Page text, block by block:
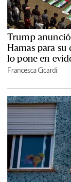
Trump
Hamas para su
lo pone en
Francesca Cicardi